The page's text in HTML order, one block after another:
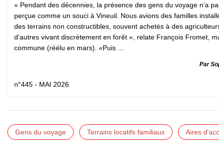
« Pendant des décennies, la présence des gens du voyage n’a
perçue comme un souci à Vineuil. Nous avions des familles
des terrains non constructibles, souvent achetés à des
d’autres vivant discrètement en forêt », relate François Fromet,
commune (réélu en mars). «Puis ...
Par
n°445 - MAI 2026
Gens du voyage Terrains locatifs familiaux Aires